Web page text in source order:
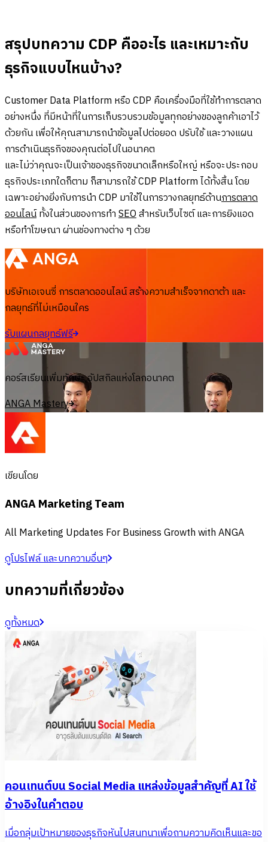
สรุปบทความ CDP คืออะไร และเหมาะกับ
ธุรกิจแบบไหนบ้าง?
Customer Data Platform หรือ CDP คือเครื่องมือที่ใช้ทำการตลาด
อย่างหนึ่ง ที่มีหน้าที่ในการเก็บรวบรวมข้อมูลทุกอย่างของลูกค้าเอาไว้
ด้วยกัน เพื่อให้คุณสามารถนำข้อมูลไปต่อยอด ปรับใช้ และวางแผน
การดำเนินธุรกิจของคุณต่อไปในอนาคต
และไม่ว่าคุณจะเป็นเจ้าของธุรกิจขนาดเล็กหรือใหญ่ หรือจะประกอบ
ธุรกิจประเภทใดก็ตาม ก็สามารถใช้ CDP Platform ได้ทั้งสิ้น โดย
เฉพาะอย่างยิ่งกับการนำ CDP มาใช้ในการวางกลยุทธ์ด้านการตลาด
ออนไลน์ทั้งในส่วนของการทำSEOสำหรับเว็บไซต์ และการยิงแอด
หรือทำโฆษณา ผ่านช่องทางต่าง ๆ ด้วย
บริษัทเอเจนซี่ การตลาดออนไลน์ สร้างความสำเร็จจากดาต้า และ
กลยุทธ์ที่ไม่เหมือนใคร
รับแผนกลยุทธ์ฟรี
คอร์สเรียนเพิ่มทักษะ อัปสกิลแห่งโลกอนาคต
ANGA Mastery
เขียนโดย
ANGA Marketing Team
All Marketing Updates For Business Growth with ANGA
ดูโปรไฟล์ และบทความอื่นๆ
บทความที่เกี่ยวข้อง
ดูทั้งหมด
คอนเทนต์บน Social Media แหล่งข้อมูลสำคัญที่ AI ใช้
อ้างอิงในคำตอบ
เมื่อกลุ่มเป้าหมายของธุรกิจหันไปสนทนาเพื่อถามความคิดเห็นและขอ